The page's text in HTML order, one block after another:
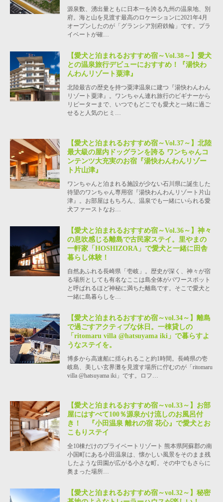
源泉数、湧出量ともに日本一を誇る九州の温泉地、別
府。海と山を見渡す最高のロケーションに2021年4月
オープンしたのが「グランシア別府鉄輪」です。プラ
イベートが確…
【愛犬と泊まれるおすすめ宿～Vol.38～】愛犬
との温泉旅行デビューにおすすめ！『湯快わ
んわんリゾート粟津』
北陸最古の歴史を持つ粟津温泉に建つ『湯快わんわん
リゾート粟津』。ワンちゃん連れ旅行のビギナーから
リピーターまで、いつでもどこでも愛犬と一緒に過ご
せると人気のヒミ…
【愛犬と泊まれるおすすめ宿～Vol.37～】北陸
最大級の屋内ドッグランを誇る ワンちゃんコ
ンテンツ大充実のお宿『湯快わんわんリゾー
ト片山津』
ワンちゃんと泊まれる施設が少ない石川県に誕生した
待望のワンちゃん専用宿『湯快わんわんリゾート片山
津』。お部屋はもちろん、温泉でも一緒にいられる愛
犬ファーストなお…
【愛犬と泊まれるおすすめ宿～Vol.36～】神々
の息吹感じる離島で古民家ステイ。里やまの
一軒家「HOSHIZORA」で愛犬と一緒に田舎
暮らし体験！
自然あふれる長崎県「壱岐」。歴史が深く、神々が宿
る場所としても有名なここは島全体がパワースポット
と呼ばれるほど神秘に満ちた離島です。そこで愛犬と
一緒に島暮らしを…
【愛犬と泊まれるおすすめ宿～vol.34～】離島
で過ごすアクティブな休日。一棟貸しの
「ritomaru villa @hatsuyama iki」で暮らすよ
うなステイを。
博多から高速船に揺られること約1時間。長崎県の壱
岐島、美しい玄界灘を見渡す場所に佇むのが「ritomaru
villa @hatsuyama iki」です。ロフ…
【愛犬と泊まれるおすすめ宿～vol.33～】お部
屋にはすべて100％源泉かけ流しのお風呂付
き！ 『小田温泉 離れの宿 花心』で愛犬とお
こもりステイ
全10棟だけのプライベートリゾート 熊本県阿蘇郡の南
小国町にある小田温泉は、懐かしい風景をそのまま残
したような田園が広がる小さな町。その中でもさらに
奥まった場所…
【愛犬と泊まれるおすすめ宿～vol.32～】秘密